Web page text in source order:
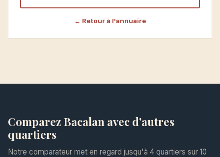
← Retour à l'annuaire
Comparez Bacalan avec d'autres
quartiers
Notre comparateur met en regard jusqu'à 4 quartiers sur 10